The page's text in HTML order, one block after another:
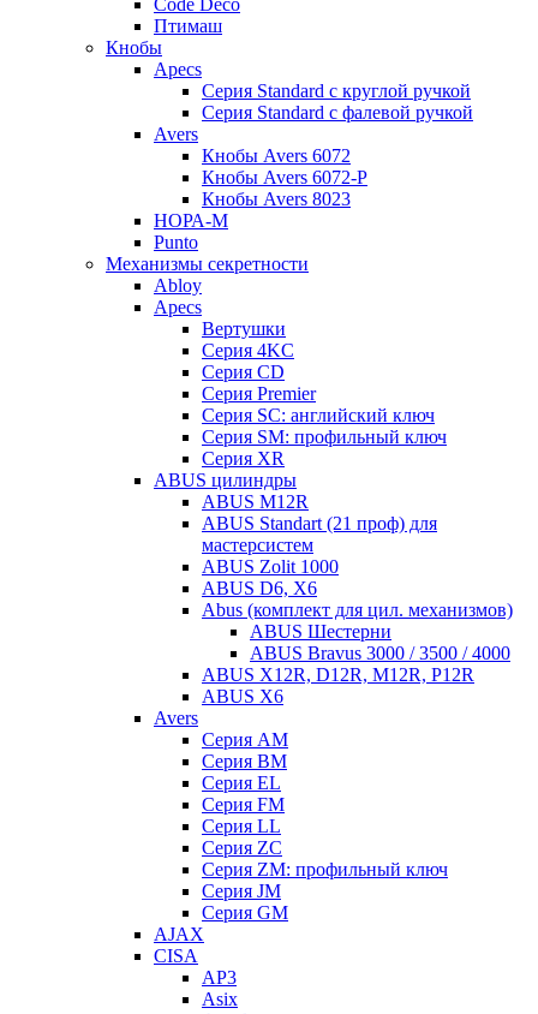
Code Deco
Птимаш
Кнобы
Apecs
Серия Standard с круглой ручкой
Серия Standard с фалевой ручкой
Avers
Кнобы Avers 6072
Кнобы Avers 6072-P
Кнобы Avers 8023
НОРА-М
Punto
Механизмы секретности
Abloy
Apecs
Вертушки
Серия 4KC
Серия CD
Серия Premier
Серия SC: английский ключ
Серия SM: профильный ключ
Серия XR
ABUS цилиндры
ABUS M12R
ABUS Standart (21 проф) для
мастерсистем
ABUS Zolit 1000
ABUS D6, X6
Abus (комплект для цил. механизмов)
ABUS Шестерни
ABUS Bravus 3000 / 3500 / 4000
ABUS X12R, D12R, M12R, P12R
ABUS X6
Avers
Серия AM
Серия BM
Серия EL
Серия FM
Серия LL
Серия ZC
Серия ZM: профильный ключ
Серия JM
Серия GM
AJAX
CISA
AP3
Asix